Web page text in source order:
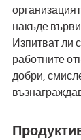
накъде
Изпитват ли
работните
добри,